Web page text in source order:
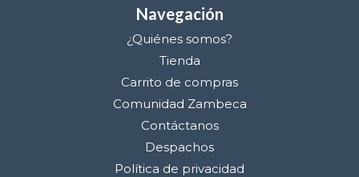
Navegación
¿Quiénes somos?
Tienda
Carrito de compras
Comunidad Zambeca
Contáctanos
Despachos
Política de privacidad